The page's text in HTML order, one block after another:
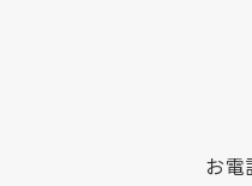
お電